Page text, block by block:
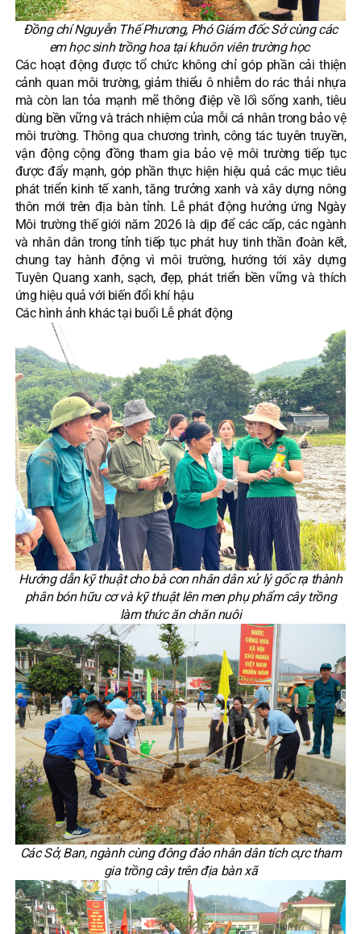
Đồng chí Nguyễn Thế Phương, Phó Giám đốc Sở cùng các
em học sinh trồng hoa tại khuôn viên trường học
Các hoạt động được tổ chức không chỉ góp phần cải thiện
cảnh quan môi trường, giảm thiểu ô nhiễm do rác thải nhựa
mà còn lan tỏa mạnh mẽ thông điệp về lối sống xanh, tiêu
dùng bền vững và trách nhiệm của mỗi cá nhân trong bảo vệ
môi trường. Thông qua chương trình, công tác tuyên truyền,
vận động cộng đồng tham gia bảo vệ môi trường tiếp tục
được đẩy mạnh, góp phần thực hiện hiệu quả các mục tiêu
phát triển kinh tế xanh, tăng trưởng xanh và xây dựng nông
thôn mới trên địa bàn tỉnh. Lễ phát động hưởng ứng Ngày
Môi trường thế giới năm 2026 là dịp để các cấp, các ngành
và nhân dân trong tỉnh tiếp tục phát huy tinh thần đoàn kết,
chung tay hành động vì môi trường, hướng tới xây dựng
Tuyên Quang xanh, sạch, đẹp, phát triển bền vững và thích
ứng hiệu quả với biến đổi khí hậu
Các hình ảnh khác tại buổi Lễ phát động
Hướng dẫn kỹ thuật cho bà con nhân dân xử lý gốc rạ thành
phân bón hữu cơ và kỹ thuật lên men phụ phẩm cây trồng
làm thức ăn chăn nuôi
Các Sở, Ban, ngành cùng đông đảo nhân dân tích cực tham
gia trồng cây trên địa bàn xã